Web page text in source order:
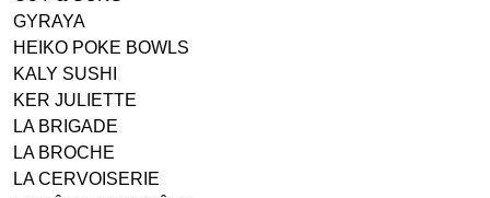
GYRAYA
HEIKO POKE BOWLS
KALY SUSHI
KER JULIETTE
LA BRIGADE
LA BROCHE
LA CERVOISERIE